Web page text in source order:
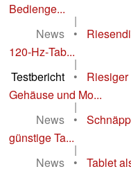
Bedienge...
|
News
•
120‑Hz‑Tab...
|
Testbericht
•
Gehäuse und Mo...
|
News
•
günstige Ta...
|
News
• Tablet